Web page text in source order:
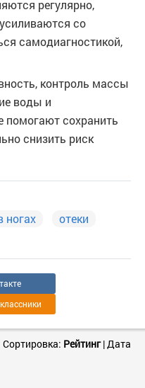
регулярно,
со
самодиагностикой,
контроль массы
воды и
помогают сохранить
снизить риск
ногах
отеки
Сортировка: Рейтинг| Дата